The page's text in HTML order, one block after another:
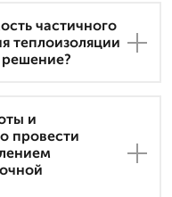
частичного
теплоизоляции
и
провести